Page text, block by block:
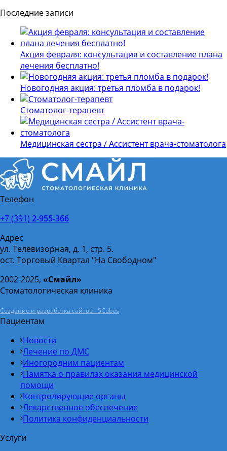
Последние записи
Акция февраля: консультация и составление плана
лечения бесплатно!
Новогодняя акция: третья пломба в подарок!
Стоматолог-терапевт
Медицинская сестра / Ассистент врача-стоматолога
Телефон
+7 (391) 2-955-366
Адрес
ул. Телевизорная, д. 1, стр. 5.
ост. Торговый Квартал "На Свободном"
2002-2025, «Смайл»
Стоматологическая клиника
Создание и разработка сайтов - 5Cubes
Пациентам
Новости
Лечение по ДМС
Иногородним пациентам
Памятка о правилах оказания медицинской
помощи
Контролирующие органы
Лекарственное обеспечение
Политика конфиденциальности
Услуги